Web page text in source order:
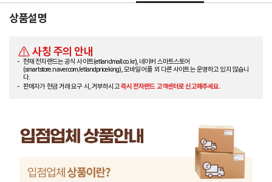
상품설명
사칭 주의 안내
현재 전자랜드는 공식 사이트(etlandmall.co.kr), 네이버 스마트스토어
(smartstore.naver.com/etlandpriceking), 모바일 어플 외 다른 사이트는 운영하고 있지 않습니
다.
판매자가 현금 거래 요구 시, 거부하시고즉시 전자랜드 고객센터로 신고해주세요.